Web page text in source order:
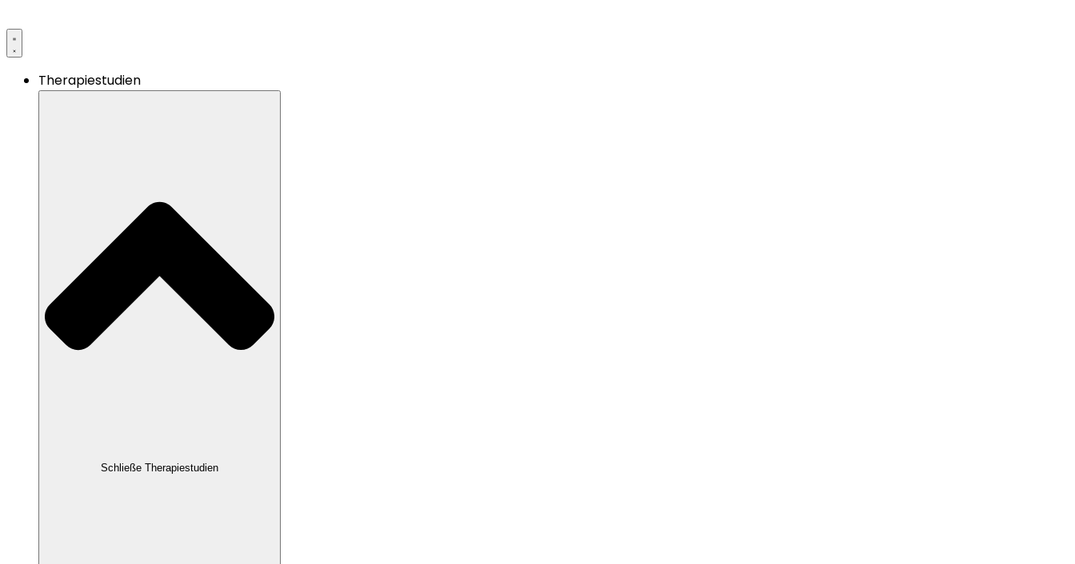
Therapiestudien
Schließe Therapiestudien